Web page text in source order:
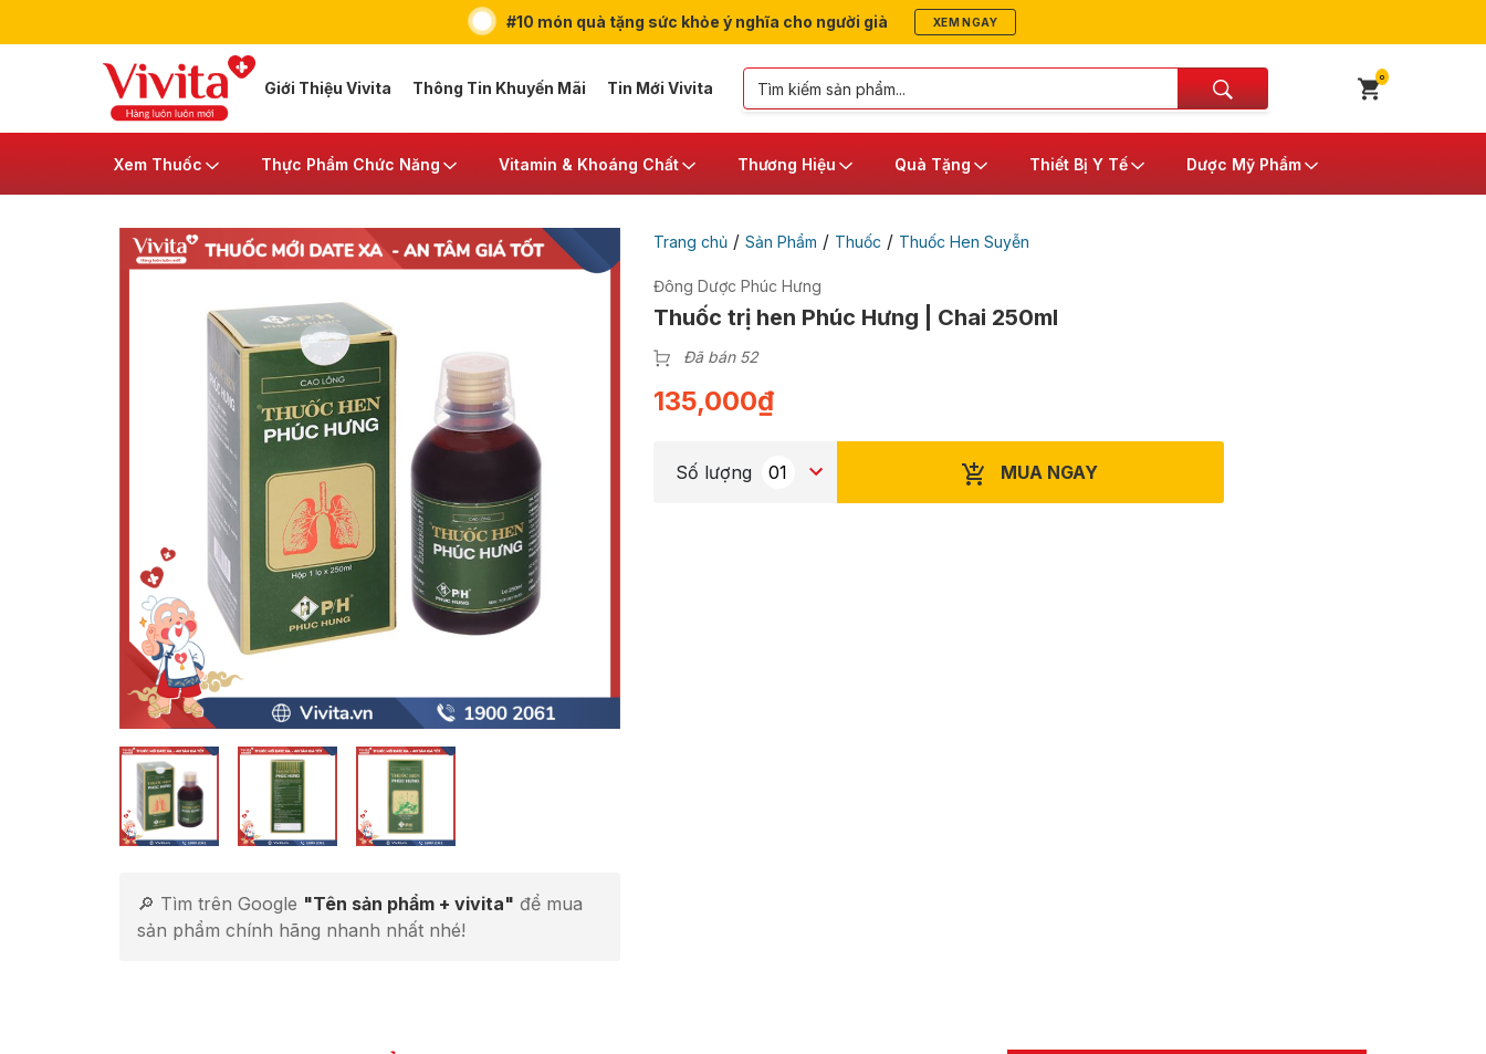
#10 món quà tặng sức khỏe ý nghĩa cho người già XEM NGAY
Giới Thiệu Vivita Thông Tin Khuyến Mãi Tin Mới Vivita
0
Xem Thuốc Thực Phẩm Chức Năng Vitamin & Khoáng Chất Thương Hiệu Quà Tặng Thiết Bị Y Tế Dược Mỹ Phẩm
🔎 Tìm trên Google "Tên sản phẩm + vivita" để mua
sản phẩm chính hãng nhanh nhất nhé!
Trang chủ/ Sản Phẩm / Thuốc / Thuốc Hen Suyễn
Đông Dược Phúc Hưng
Thuốc trị hen Phúc Hưng | Chai 250ml
Đã bán 52
135,000₫
Số lượng MUA NGAY